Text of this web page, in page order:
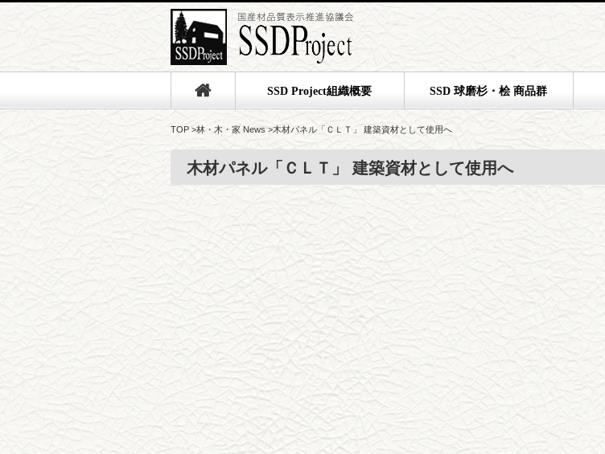
SSD Project組織概要 SSD 球磨杉・桧 商品群
TOP >林・木・家 News >木材パネル「ＣＬＴ」 建築資材として使用へ
木材パネル「ＣＬＴ」 建築資材として使用へ